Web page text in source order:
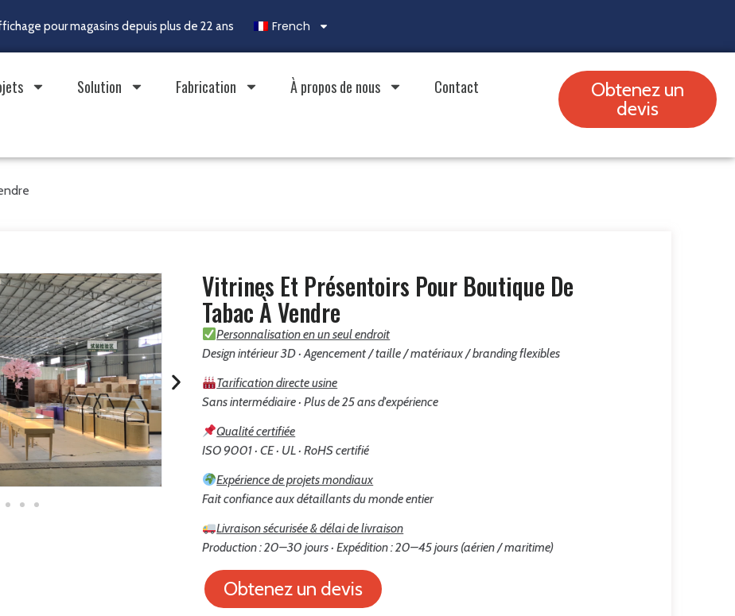
pour magasins depuis plus de 22 ans French
Solution Fabrication À propos de nous
Contact
Obtenez un
devis
Vitrines Et Présentoirs Pour Boutique De
Tabac À Vendre
Personnalisation en un seul endroit
Design intérieur 3D · Agencement / taille / matériaux / branding flexibles
Tarification directe usine
Sans intermédiaire · Plus de 25 ans d'expérience
Qualité certifiée
ISO 9001 · CE · UL · RoHS certifié
Expérience de projets mondiaux
Fait confiance aux détaillants du monde entier
Livraison sécurisée & délai de livraison
Production : 20–30 jours · Expédition : 20–45 jours (aérien / maritime)
Obtenez un devis